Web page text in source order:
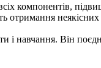
компонентів,
отримання
навчання. Він